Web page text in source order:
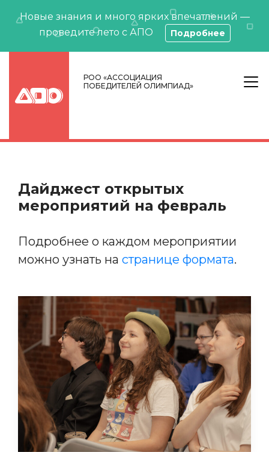
Новые знания и много ярких впечатлений —
проведите лето с АПО
Подробнее
РОО «АССОЦИАЦИЯ
ПОБЕДИТЕЛЕЙ ОЛИМПИАД»
Дайджест открытых
мероприятий на февраль
Подробнее о каждом мероприятии
можно узнать на странице формата.